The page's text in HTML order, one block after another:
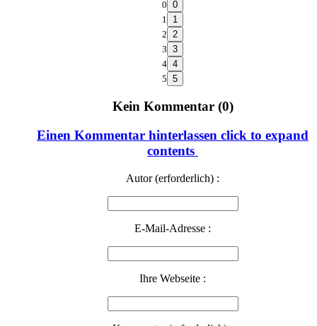
0
1
2
3
4
5
Kein Kommentar (0)
Einen Kommentar hinterlassen click to expand
contents
Autor (erforderlich) :
E-Mail-Adresse :
Ihre Webseite :